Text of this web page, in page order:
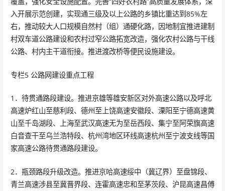
入开展示范创建，实现通三级及以上公路的乡镇比重达到85%左
右，推动较大人口规模自然村（组）通硬化路，因地制宜推进建制
村双车道公路建设和农村过窄公路拓宽改造，强化农村公路与干线
公路、村内主干道衔接。推进渡改桥等便民设施建设。
专栏5 公路网建设重点工程
1．待贯通路段建设。推进京雄等雄安新区对外高速公路以及呼北
高速炉红山至慈利段、德州至上饶高速安徽段、溧阳至宁德高速黄
山至千岛湖段、上海至武汉高速无为至岳西段、集宁至阿荣旗高速
白音查干至乌兰浩特段、杭州湾地区环线高速杭州至宁波支线等国
家高速公路待贯通路段建设。
2．瓶颈路段升级改造。推进京哈高速绥中（冀辽界）至盘锦段、
青兰高速涉县至冀晋界段、连霍高速忠和至茅茨段、沪昆高速昌傅